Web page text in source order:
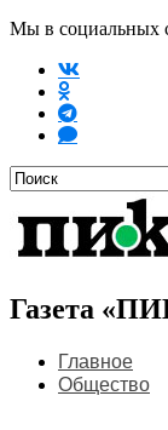
Мы в социальных
Газета
Главное
Общество